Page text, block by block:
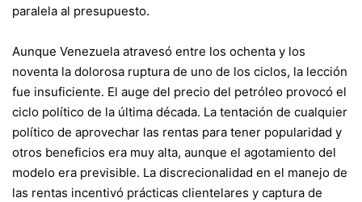
paralela al presupuesto.
Aunque Venezuela atravesó entre los ochenta y los
noventa la dolorosa ruptura de uno de los ciclos, la lección
fue insuficiente. El auge del precio del petróleo provocó el
ciclo político de la última década. La tentación de cualquier
político de aprovechar las rentas para tener popularidad y
otros beneficios era muy alta, aunque el agotamiento del
modelo era previsible. La discrecionalidad en el manejo de
las rentas incentivó prácticas clientelares y captura de